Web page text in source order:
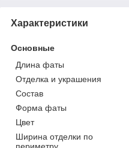
Характеристики
Основные
Длина фаты
Отделка и украшения
Состав
Форма фаты
Цвет
Ширина отделки по
периметру